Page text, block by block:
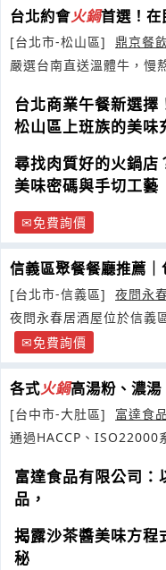
台北約會火鍋首選！
牛，給伴侶難忘的慶生
[台北市-松山區]
鼎京餐
嚴選台南直送溫體牛，慢
台北商業午餐新選
松山區上班族的美味
尋找肉質好的火鍋店
美味密碼與手切工藝
免費詢價
信義區聚餐餐廳推薦
[台北市-信義區]
夜問永
夜問永春居酒屋位於信義
合聚餐小酌與深夜美食
免費詢價
各式火鍋高湯粉、濃
[台中市-大肚區]
富達食品
通過HACCP、ISO22000
富達食品有限公司：
品，
揭露沙茶醬美味方程
秘